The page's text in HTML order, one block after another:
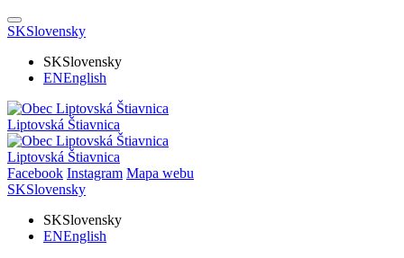
SKSlovensky
SKSlovensky
ENEnglish
Liptovská Štiavnica
Liptovská Štiavnica
Facebook Instagram Mapa webu
SKSlovensky
SKSlovensky
ENEnglish